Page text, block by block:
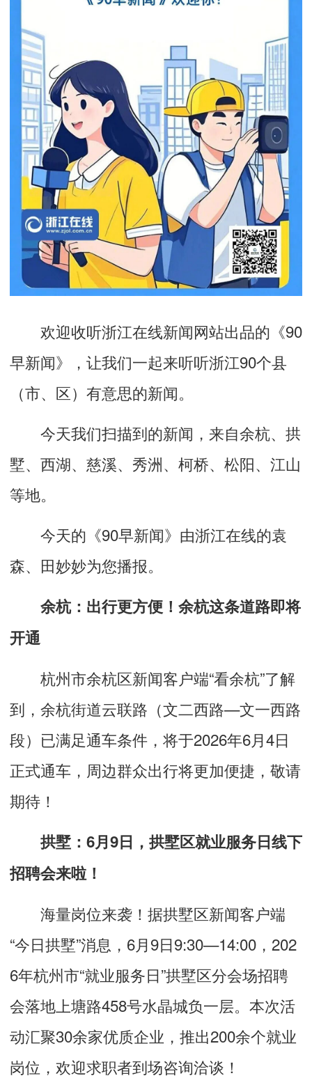
欢迎收听浙江在线新闻网站出品的《90
早新闻》，让我们一起来听听浙江90个县
（市、区）有意思的新闻。
今天我们扫描到的新闻，来自余杭、 拱
墅、 西湖、 慈溪、 秀洲、 柯桥、 松阳、 江山
等地。
今天的《90早新闻》由浙江在线的袁
森、田妙妙为您播报。
余杭：出行更方便！余杭这条道路即将
开通
杭州市余杭区新闻客户端“看余杭”了解
到，余杭街道云联路（文二西路—文一西路
段）已满足通车条件，将于2026年6月4日
正式通车，周边群众出行将更加便捷，敬请
期待！
拱墅：6月9日，拱墅区就业服务日线下
招聘会来啦！
海量岗位来袭！据拱墅区新闻客户端
“今日拱墅”消息，6月9日9:30—14:00，202
6年杭州市“就业服务日”拱墅区分会场招聘
会落地上塘路458号水晶城负一层。本次活
动汇聚30余家优质企业，推出200余个就业
岗位，欢迎求职者到场咨询洽谈！